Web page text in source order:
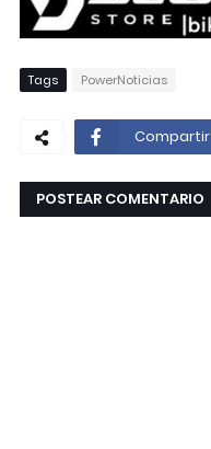
Tags PowerNoticias
Compartir
POSTEAR COMENTARIO